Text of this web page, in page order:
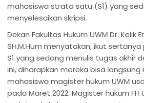
mahasiswa strata satu (S1) yang
menyelesaikan skripsi.
Dekan Fakultas Hukum UWM Dr. Kelik
SH.M.Hum menyatakan, ikut
S1 yang sedang menulis tugas akhir
ini, diharapkan mereka bisa langsung
mahasiswa magister hukum UWM
pada Maret 2022. Magister hukum FH